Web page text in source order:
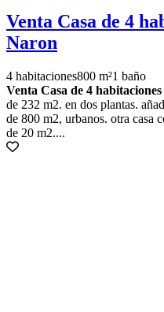
Venta Casa de 4
Naron
4 habitaciones800 m²1 baño
Venta Casa de 4
de 232 m2. en dos plantas.
de 800 m2, urbanos. otra casa
de 20 m2....